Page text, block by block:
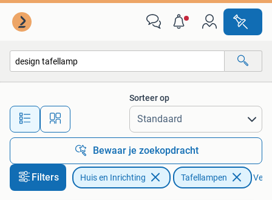
Alle afstanden…
Sorteer op
Bewaar je zoekopdracht
Filters Huis en Inrichting Tafellampen